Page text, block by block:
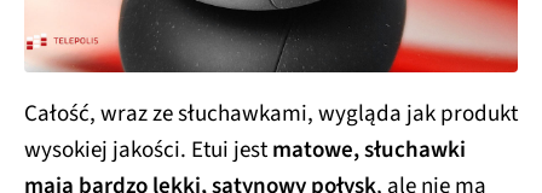
Całość, wraz ze słuchawkami, wygląda jak produkt
wysokiej jakości. Etui jestmatowe, słuchawki
mają bardzo lekki, satynowy połysk, ale nie ma